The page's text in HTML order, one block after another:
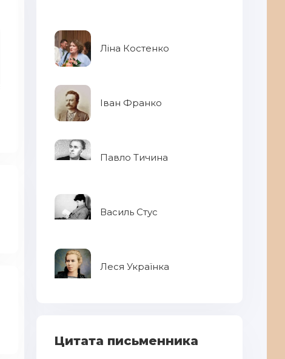
Ліна Костенко
Іван Франко
Павло Тичина
Василь Стус
Леся Українка
Цитата письменника